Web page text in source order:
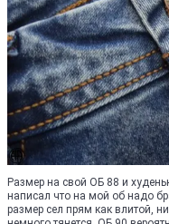
Размер на свой ОБ 88 и
написал что на мой об надо
размер сел прям как влитой,